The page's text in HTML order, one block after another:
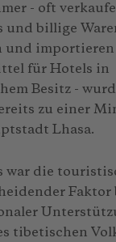
- oft
und billige
und importieren
für Hotels in
Besitz -
zu einer
Lhasa.
war die
Faktor
tibetischen